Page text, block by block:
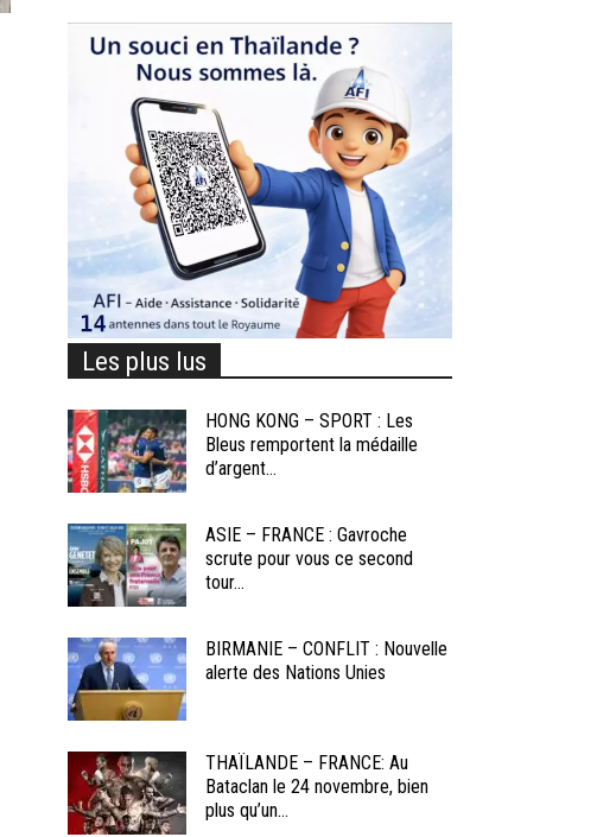
Les plus lus
HONG KONG – SPORT : Les
Bleus remportent la médaille
d’argent...
ASIE – FRANCE : Gavroche
scrute pour vous ce second
tour...
BIRMANIE – CONFLIT : Nouvelle
alerte des Nations Unies
THAÏLANDE – FRANCE: Au
Bataclan le 24 novembre, bien
plus qu’un...